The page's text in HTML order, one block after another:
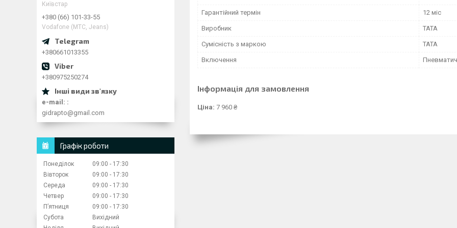
Гарантійний термін 12 міс
Виробник TATA
Сумісність з маркою TATA
Включення
Інформація для замовлення
Ціна: 7 960 ₴
Київстар
+380 (66) 101-33-55
Vodafone (МТС, Jeans)
+380661013355
+380975250274
e-mail:
gidrapto@gmail.com
Графік роботи
Понеділок 09:00
17:30
Вівторок
09:00
17:30
Середа
09:00
17:30
Четвер
09:00
17:30
Пʼятниця
09:00
17:30
Субота
Вихідний